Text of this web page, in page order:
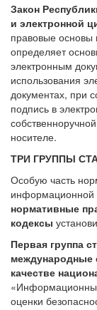
Закон
и электронной
правовые основы
определяет
электронным
использования
документах, при
подпись в
носителе.
ТРИ ГРУППЫ
Особую часть
информационной
нормативные
кодексы
Первая группа
международные
качестве
оценки